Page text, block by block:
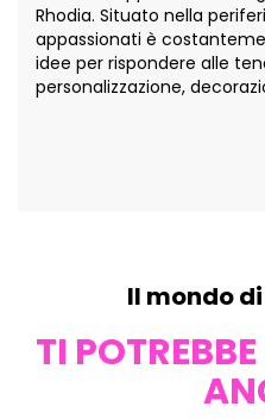
Rhodia. Situato nella
appassionati è
idee per rispondere alle
personalizzazione,
Il mondo
TI